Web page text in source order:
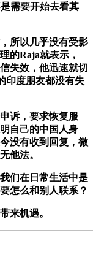
需要开始去看其
所以几乎没有受影
的Raja就表示，
失效，他迅速就切
印度朋友都没有失
诉，要求恢复服
自己的中国人身
没有收到回复，微
他法。
们在日常生活中是
怎么和别人联系？
来机遇。